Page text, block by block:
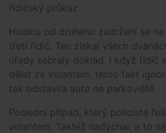
řidičský průkaz.
Hodinu od druhého zadržení se na
třetí řidič. Ten získal všech
úřady sebraly doklad. I když řidič
dělat za volantem, tento fakt
tak odstavila auto na parkoviště.
Poslední případ, který policisté
volantem. Taktéž nadýchal, a to